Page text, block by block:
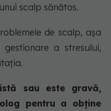
scalp sănătos.
de scalp, așa
a stresului,
sau este gravă,
pentru a obține